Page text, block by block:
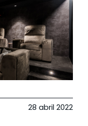
28 abril 2022